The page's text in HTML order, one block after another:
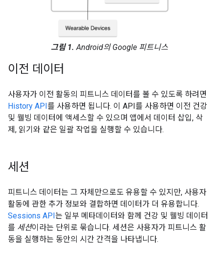
그림 1. Android의 Google 피트니스
이전 데이터
사용자가 이전 활동의 피트니스 데이터를 볼 수 있도록 하려면
History API를 사용하면 됩니다. 이 API를 사용하면 이전 건강
및 웰빙 데이터에 액세스할 수 있으며 앱에서 데이터 삽입, 삭
제, 읽기와 같은 일괄 작업을 실행할 수 있습니다.
세션
피트니스 데이터는 그 자체만으로도 유용할 수 있지만, 사용자
활동에 관한 추가 정보와 결합하면 데이터가 더 유용합니다.
Sessions API는 일부 메타데이터와 함께 건강 및 웰빙 데이터
를 세션이라는 단위로 묶습니다. 세션은 사용자가 피트니스 활
동을 실행하는 동안의 시간 간격을 나타냅니다.